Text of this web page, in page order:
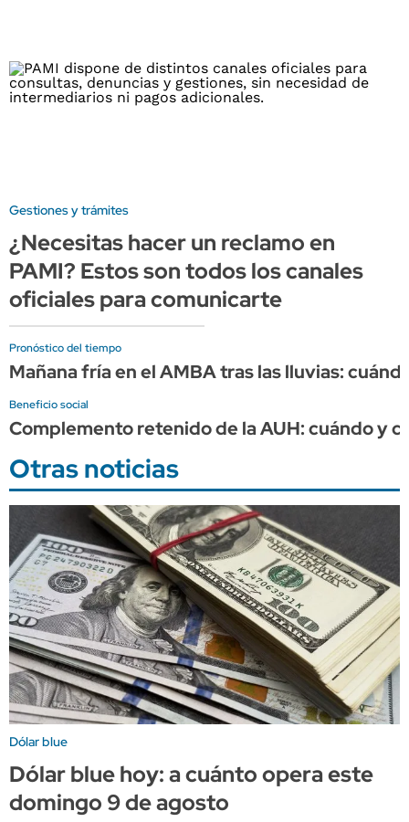
Gestiones y trámites
¿Necesitas hacer un reclamo en
PAMI? Estos son todos los canales
oficiales para comunicarte
Pronóstico del tiempo
Mañana fría en el AMBA tras las lluvias:
Beneficio social
Complemento retenido de la AUH: cuándo y
Otras noticias
Dólar blue
Dólar blue hoy: a cuánto opera este
domingo 9 de agosto